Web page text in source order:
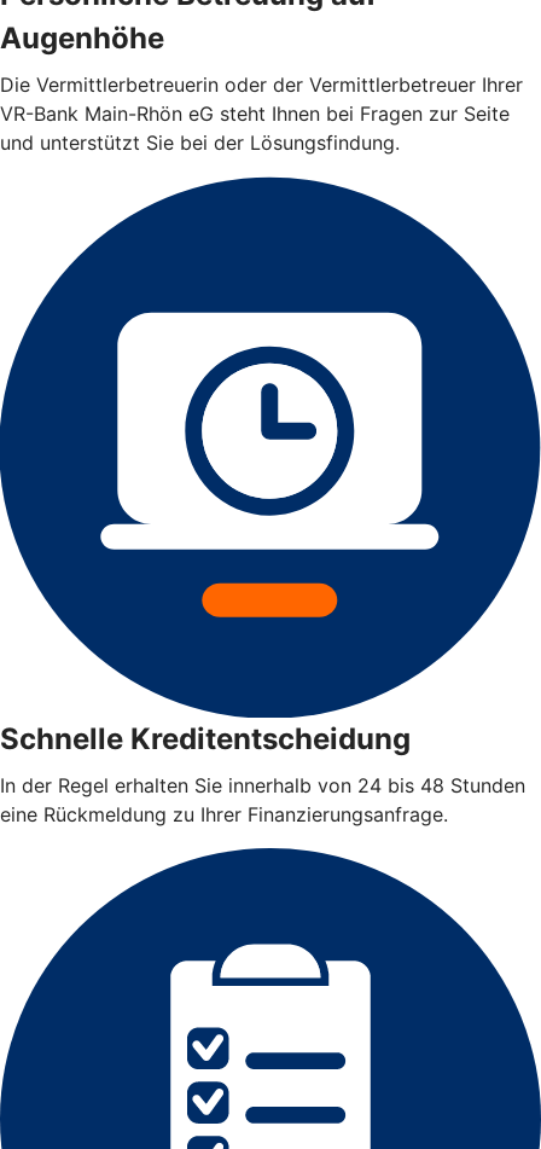
Augenhöhe
Die Vermittlerbetreuerin oder der Vermittlerbetreuer Ihrer
VR-Bank Main-Rhön eG steht Ihnen bei Fragen zur Seite
und unterstützt Sie bei der Lösungsfindung.
Schnelle Kreditentscheidung
In der Regel erhalten Sie innerhalb von 24 bis 48 Stunden
eine Rückmeldung zu Ihrer Finanzierungsanfrage.